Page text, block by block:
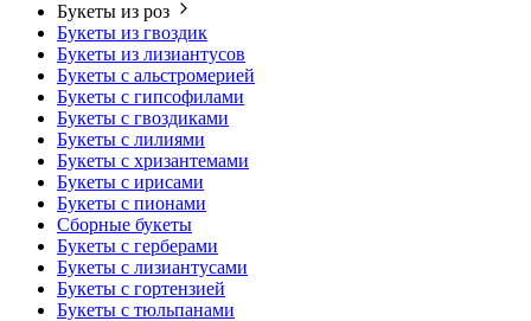
Букеты из роз
Букеты из гвоздик
Букеты из лизиантусов
Букеты с альстромерией
Букеты с гипсофилами
Букеты с гвоздиками
Букеты с лилиями
Букеты с хризантемами
Букеты с ирисами
Букеты с пионами
Сборные букеты
Букеты с герберами
Букеты с лизиантусами
Букеты с гортензией
Букеты с тюльпанами